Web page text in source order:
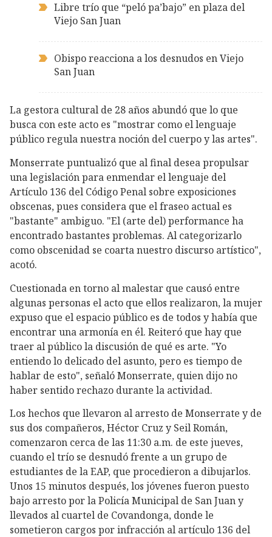
Libre trío que “peló pa’bajo” en plaza del
Viejo San Juan
Obispo reacciona a los desnudos en Viejo
San Juan
La gestora cultural de 28 años abundó que lo que
busca con este acto es "mostrar como el lenguaje
público regula nuestra noción del cuerpo y las artes".
Monserrate puntualizó que al final desea propulsar
una legislación para enmendar el lenguaje del
Artículo 136 del Código Penal sobre exposiciones
obscenas, pues considera que el fraseo actual es
"bastante" ambiguo. "El (arte del) performance ha
encontrado bastantes problemas. Al categorizarlo
como obscenidad se coarta nuestro discurso artístico",
acotó.
Cuestionada en torno al malestar que causó entre
algunas personas el acto que ellos realizaron, la mujer
expuso que el espacio público es de todos y había que
encontrar una armonía en él. Reiteró que hay que
traer al público la discusión de qué es arte. "Yo
entiendo lo delicado del asunto, pero es tiempo de
hablar de esto", señaló Monserrate, quien dijo no
haber sentido rechazo durante la actividad.
Los hechos que llevaron al arresto de Monserrate y de
sus dos compañeros, Héctor Cruz y Seil Román,
comenzaron cerca de las 11:30 a.m. de este jueves,
cuando el trío se desnudó frente a un grupo de
estudiantes de la EAP, que procedieron a dibujarlos.
Unos 15 minutos después, los jóvenes fueron puesto
bajo arresto por la Policía Municipal de San Juan y
llevados al cuartel de Covandonga, donde le
sometieron cargos por infracción al artículo 136 del